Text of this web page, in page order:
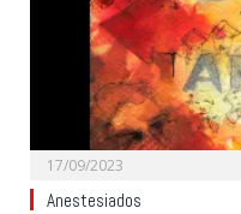
17/09/2023
Anestesiados